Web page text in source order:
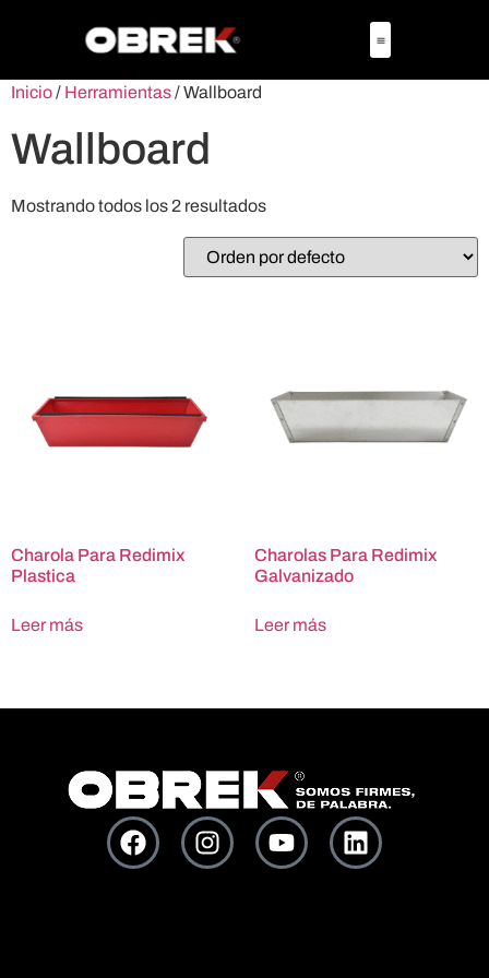
Inicio/ Herramientas/ Wallboard
Wallboard
Mostrando todos los 2 resultados
Charola Para Redimix
Plastica
Leer más
Charolas Para Redimix
Galvanizado
Leer más